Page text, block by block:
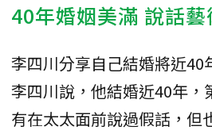
40年婚姻美滿 說話
李四川分享自己結婚將近40
李四川說，他結婚近40年，
有在太太面前說過假話，但